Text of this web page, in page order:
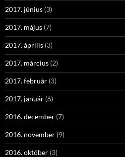
2017. június (3)
2017. május (7)
2017. április (3)
2017. március (2)
2017. február (3)
2017. január (6)
2016. december (7)
2016. november (9)
2016. október (3)